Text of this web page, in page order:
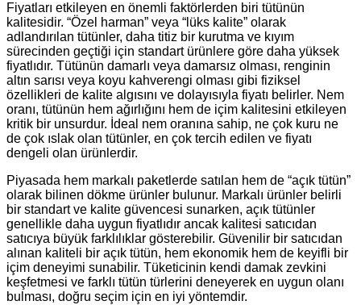
Fiyatları etkileyen en önemli faktörlerden biri tütünün
kalitesidir. “Özel harman” veya “lüks kalite” olarak
adlandırılan tütünler, daha titiz bir kurutma ve kıyım
sürecinden geçtiği için standart ürünlere göre daha yüksek
fiyatlıdır. Tütünün damarlı veya damarsız olması, renginin
altın sarısı veya koyu kahverengi olması gibi fiziksel
özellikleri de kalite algısını ve dolayısıyla fiyatı belirler. Nem
oranı, tütünün hem ağırlığını hem de içim kalitesini etkileyen
kritik bir unsurdur. İdeal nem oranına sahip, ne çok kuru ne
de çok ıslak olan tütünler, en çok tercih edilen ve fiyatı
dengeli olan ürünlerdir.
Piyasada hem markalı paketlerde satılan hem de “açık tütün”
olarak bilinen dökme ürünler bulunur. Markalı ürünler belirli
bir standart ve kalite güvencesi sunarken, açık tütünler
genellikle daha uygun fiyatlıdır ancak kalitesi satıcıdan
satıcıya büyük farklılıklar gösterebilir. Güvenilir bir satıcıdan
alınan kaliteli bir açık tütün, hem ekonomik hem de keyifli bir
içim deneyimi sunabilir. Tüketicinin kendi damak zevkini
keşfetmesi ve farklı tütün türlerini deneyerek en uygun olanı
bulması, doğru seçim için en iyi yöntemdir.